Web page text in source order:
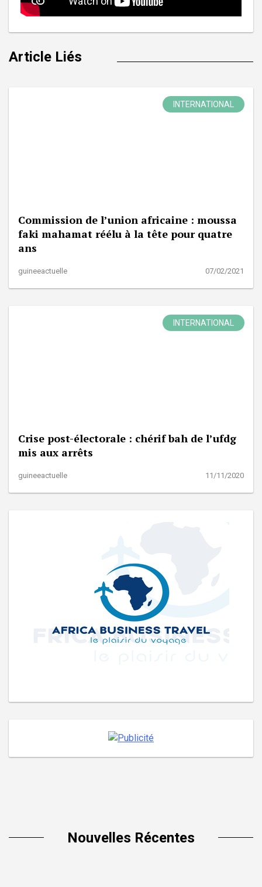
Article Liés
INTERNATIONAL
Commission de l’union africaine : moussa
faki mahamat réélu à la tête pour quatre
ans
guineeactuelle 07/02/2021
INTERNATIONAL
Crise post-électorale : chérif bah de l’ufdg
mis aux arrêts
guineeactuelle 11/11/2020
Nouvelles Récentes